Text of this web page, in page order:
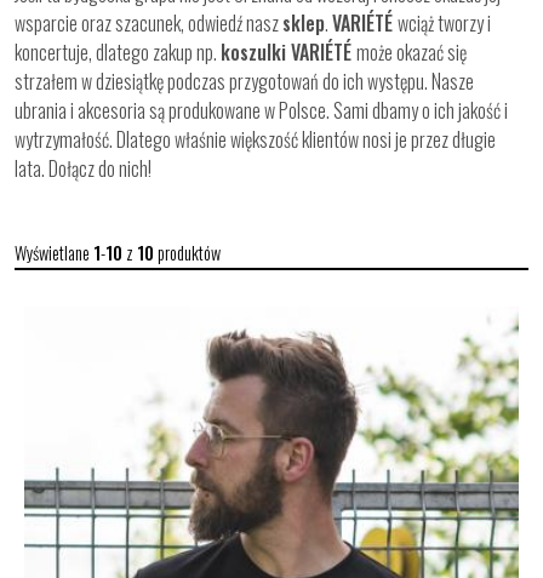
wsparcie oraz szacunek, odwiedź naszsklep.VARIÉTÉwciąż tworzy i
koncertuje, dlatego zakup np. koszulki VARIÉTÉmoże okazać się
strzałem w dziesiątkę podczas przygotowań do ich występu. Nasze
ubrania i akcesoria są produkowane w Polsce. Sami dbamy o ich jakość i
wytrzymałość. Dlatego właśnie większość klientów nosi je przez długie
lata. Dołącz do nich!
Wyświetlane 1-10 z 10produktów